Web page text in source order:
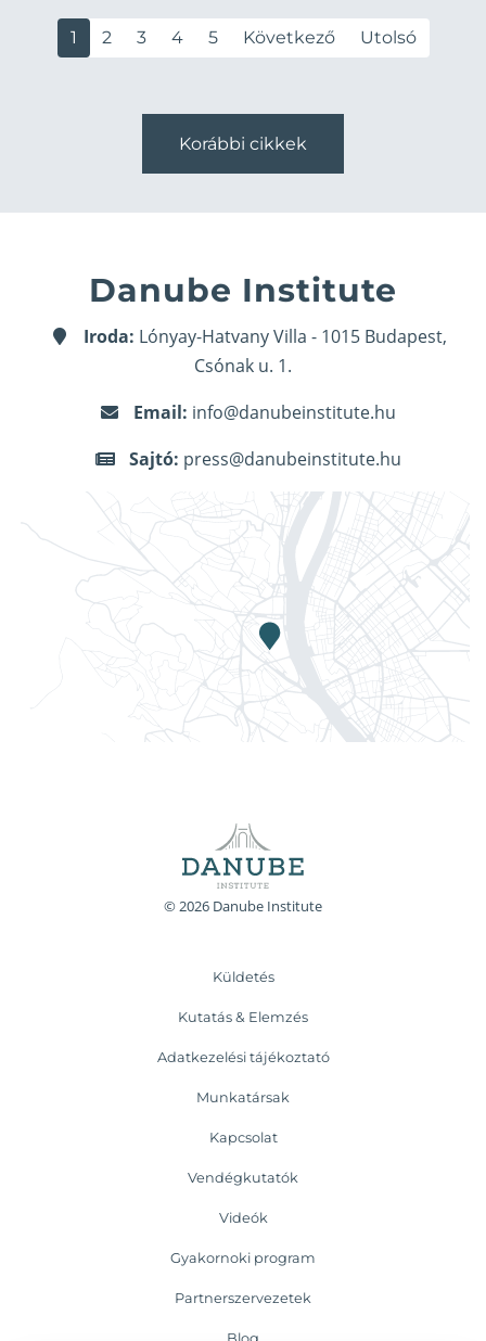
1 2 3 4 5 Következő Utolsó
Korábbi cikkek
Danube Institute
Iroda: Lónyay-Hatvany Villa - 1015 Budapest,
Csónak u. 1.
Email: info@danubeinstitute.hu
Sajtó: press@danubeinstitute.hu
© 2026 Danube Institute
Küldetés
Kutatás & Elemzés
Adatkezelési tájékoztató
Munkatársak
Kapcsolat
Vendégkutatók
Videók
Gyakornoki program
Partnerszervezetek